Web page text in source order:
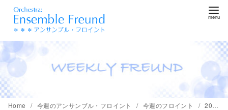
ツ
へ
移
Home 今週のアンサンブル・フロイント 今週のフロイント 2005年4月23日のフロイント